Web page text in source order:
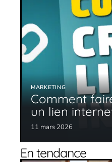
MARKETING
Comment
un lien
11 mars 2026
En tendance